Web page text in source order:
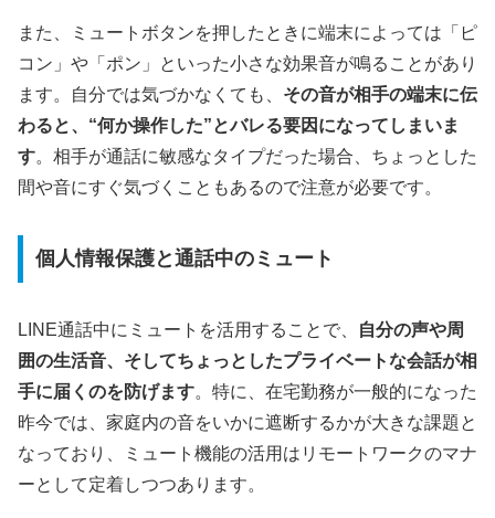
また、ミュートボタンを押したときに端末によっては「ピ
コン」や「ポン」といった小さな効果音が鳴ることがあり
ます。自分では気づかなくても、 その音が相手の端末に伝
わると、“何か操作した”とバレる要因になってしまいま
す。相手が通話に敏感なタイプだった場合、ちょっとした
間や音にすぐ気づくこともあるので注意が必要です。
個人情報保護と通話中のミュート
LINE通話中にミュートを活用することで、
自分の声や周
囲の生活音、そしてちょっとしたプライベートな会話が相
手に届くのを防げます。特に、在宅勤務が一般的になった
昨今では、家庭内の音をいかに遮断するかが大きな課題と
なっており、ミュート機能の活用はリモートワークのマナ
ーとして定着しつつあります。